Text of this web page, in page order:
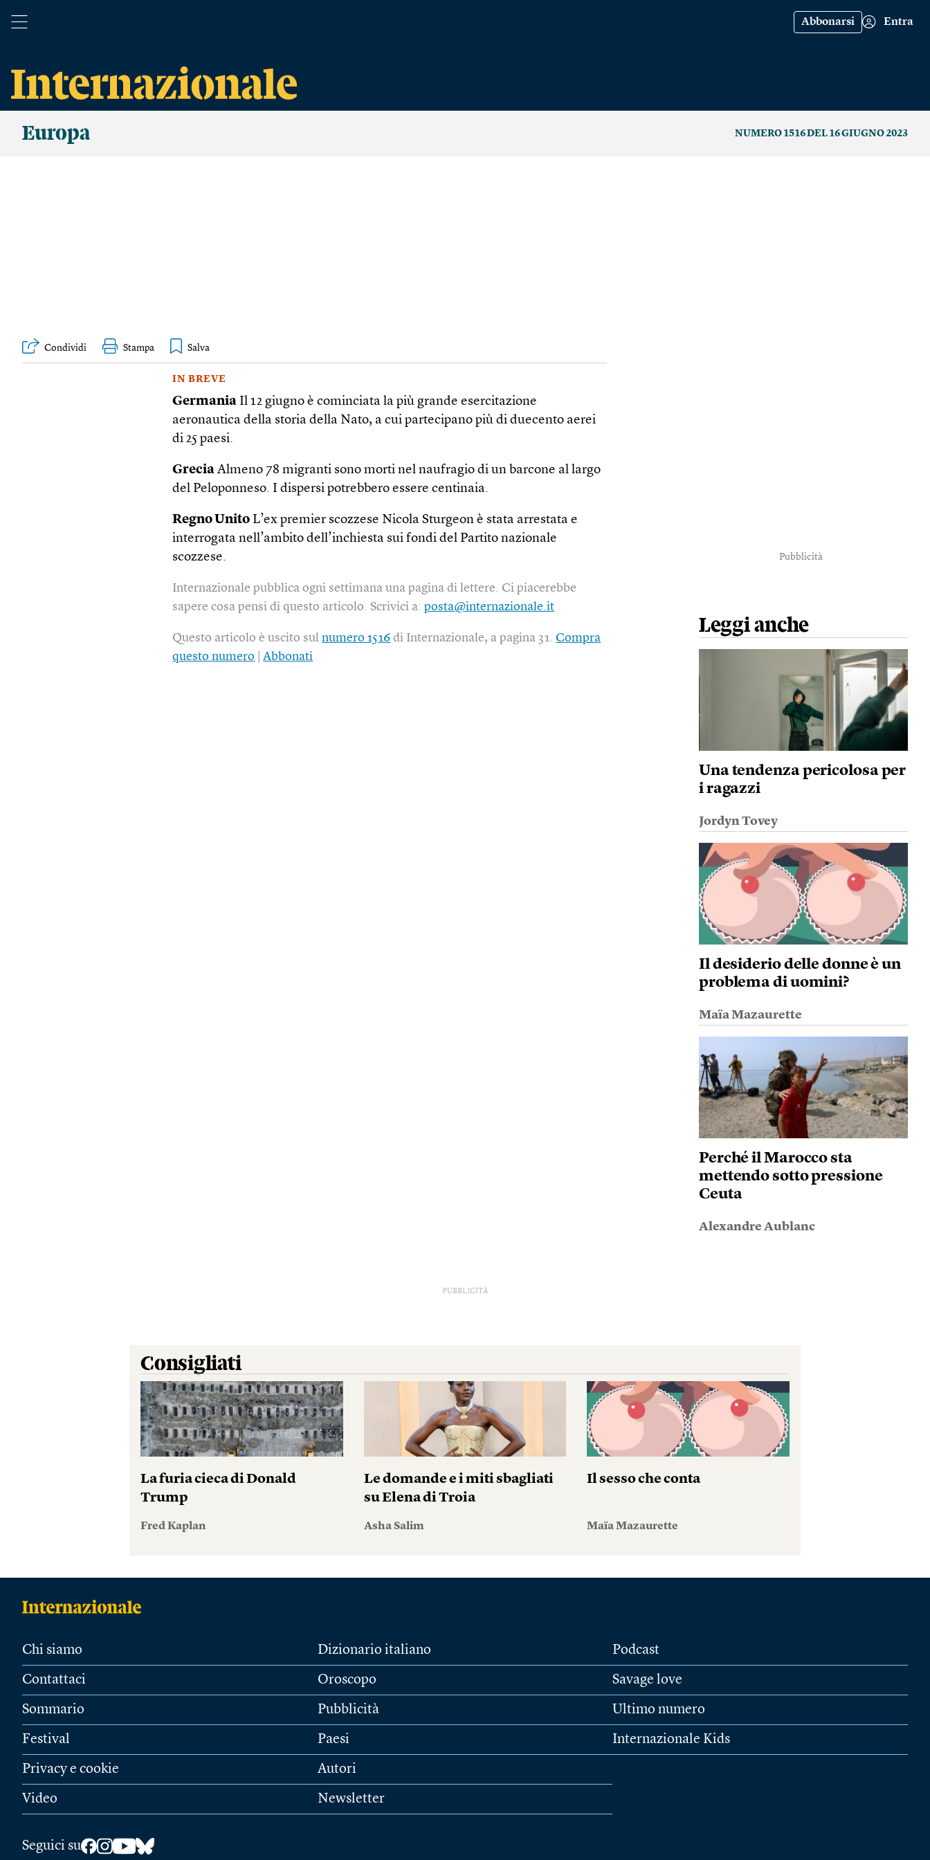
Abbonarsi Entra
Europa NUMERO 1516 DEL 16 GIUGNO 2023
Condividi Stampa
IN BREVE
Germania Il 12 giugno è cominciata la più grande esercitazione
aeronautica della storia della Nato, a cui partecipano più di duecento aerei
di 25 paesi.
Grecia Almeno 78 migranti sono morti nel naufragio di un barcone al largo
del Peloponneso. I dispersi potrebbero essere centinaia.
Regno Unito L’ex premier scozzese Nicola Sturgeon è stata arrestata e
interrogata nell’ambito dell’inchiesta sui fondi del Partito nazionale
scozzese.
Internazionale pubblica ogni settimana una pagina di lettere. Ci piacerebbe
sapere cosa pensi di questo articolo. Scrivici a:posta@internazionale.it
Questo articolo è uscito sulnumero 1516 di Internazionale, a pagina 31.Compra
questo numero |Abbonati
Pubblicità
Leggi anche
Una tendenza pericolosa per
i ragazzi
Jordyn Tovey
Il desiderio delle donne è un
problema di uomini?
Maïa Mazaurette
Perché il Marocco sta
mettendo sotto pressione
Ceuta
Alexandre Aublanc
PUBBLICITÀ
Consigliati
La furia cieca di Donald
Trump
Fred Kaplan
Le domande e i miti sbagliati
su Elena di Troia
Asha Salim
Il sesso che conta
Maïa Mazaurette
Chi siamo
Contattaci
Sommario
Festival
Privacy e cookie
Video
Dizionario italiano
Oroscopo
Pubblicità
Paesi
Autori
Newsletter
Podcast
Savage love
Ultimo numero
Internazionale Kids
Seguici su